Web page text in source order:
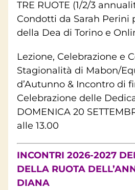
TRE RUOTE (1/2/3
Condotti da Sarah Perini
della Dea di Torino e
Lezione, Celebrazione e
Stagionalità di Mabon/
d’Autunno & Incontro di
Celebrazione delle
DOMENICA 20
alle 13.00
INCONTRI 2026-2027
DELLA RUOTA
DIANA